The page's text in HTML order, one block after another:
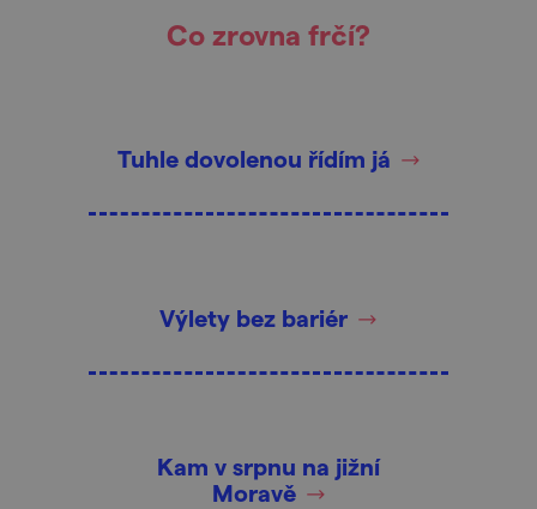
Co zrovna frčí?
Tuhle dovolenou řídím já
Výlety bez bariér
Kam v srpnu na jižní
Moravě